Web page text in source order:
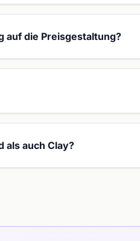
auf die Preisgestaltung?
als auch Clay?